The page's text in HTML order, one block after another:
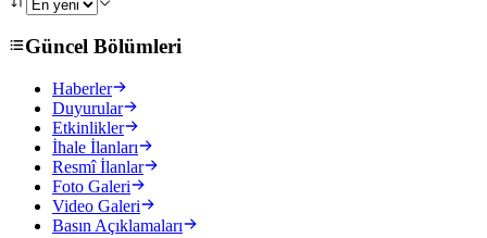
Güncel Bölümleri
Haberler
Duyurular
Etkinlikler
İhale İlanları
Resmî İlanlar
Foto Galeri
Video Galeri
Basın Açıklamaları